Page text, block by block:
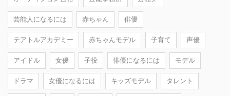
芸能人になるには 赤ちゃん 俳優
テアトルアカデミー 赤ちゃんモデル 子育て 声優
アイドル 女優 子役 俳優になるには モデル
ドラマ 女優になるには キッズモデル タレント